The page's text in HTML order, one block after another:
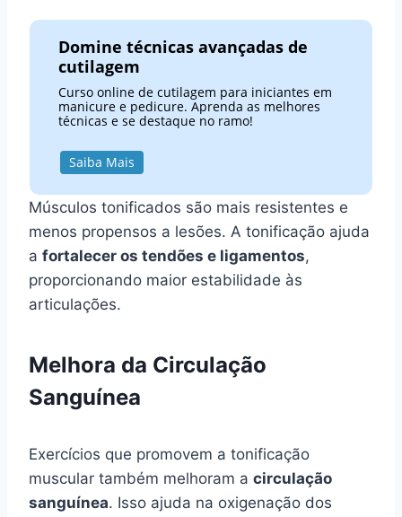
Domine técnicas avançadas de
cutilagem
Curso online de cutilagem para iniciantes em
manicure e pedicure. Aprenda as melhores
técnicas e se destaque no ramo!
Saiba Mais
Músculos tonificados são mais resistentes e
menos propensos a lesões. A tonificação ajuda
a fortalecer os tendões e ligamentos,
proporcionando maior estabilidade às
articulações.
Melhora da Circulação
Sanguínea
Exercícios que promovem a tonificação
muscular também melhoram a circulação
sanguínea. Isso ajuda na oxigenação dos